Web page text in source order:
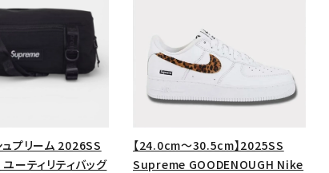
プリーム 2026SS
ティリティバッグ
【24.0cm～30.5cm】2025SS
Supreme GOODENOUGH Nike